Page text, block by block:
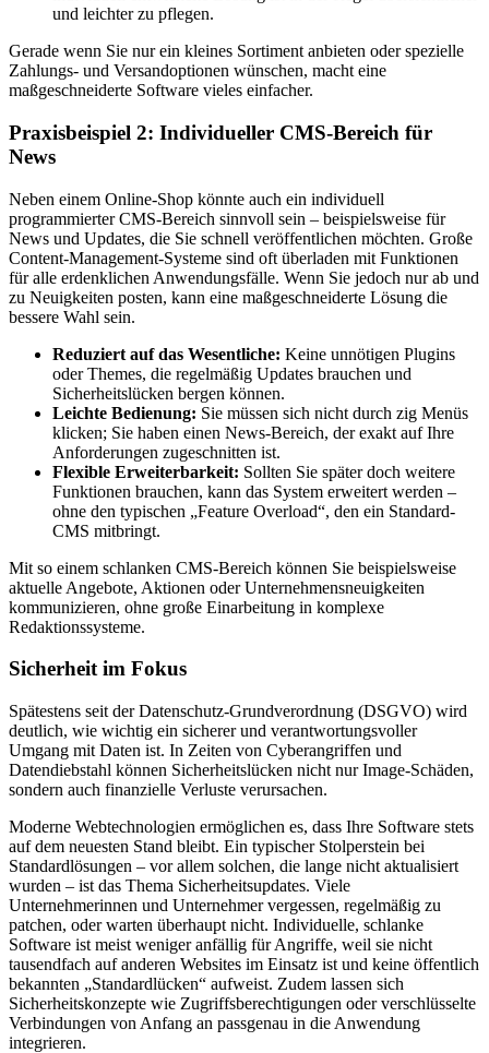
und leichter zu pflegen.
Gerade wenn Sie nur ein kleines Sortiment anbieten oder spezielle
Zahlungs- und Versandoptionen wünschen, macht eine
maßgeschneiderte Software vieles einfacher.
Praxisbeispiel 2: Individueller CMS-Bereich für
News
Neben einem Online-Shop könnte auch ein individuell
programmierter CMS-Bereich sinnvoll sein – beispielsweise für
News und Updates, die Sie schnell veröffentlichen möchten. Große
Content-Management-Systeme sind oft überladen mit Funktionen
für alle erdenklichen Anwendungsfälle. Wenn Sie jedoch nur ab und
zu Neuigkeiten posten, kann eine maßgeschneiderte Lösung die
bessere Wahl sein.
Reduziert auf das Wesentliche: Keine unnötigen Plugins
oder Themes, die regelmäßig Updates brauchen und
Sicherheitslücken bergen können.
Leichte Bedienung: Sie müssen sich nicht durch zig Menüs
klicken; Sie haben einen News-Bereich, der exakt auf Ihre
Anforderungen zugeschnitten ist.
Flexible Erweiterbarkeit: Sollten Sie später doch weitere
Funktionen brauchen, kann das System erweitert werden –
ohne den typischen „Feature Overload“, den ein Standard-
CMS mitbringt.
Mit so einem schlanken CMS-Bereich können Sie beispielsweise
aktuelle Angebote, Aktionen oder Unternehmensneuigkeiten
kommunizieren, ohne große Einarbeitung in komplexe
Redaktionssysteme.
Sicherheit im Fokus
Spätestens seit der Datenschutz-Grundverordnung (DSGVO) wird
deutlich, wie wichtig ein sicherer und verantwortungsvoller
Umgang mit Daten ist. In Zeiten von Cyberangriffen und
Datendiebstahl können Sicherheitslücken nicht nur Image-Schäden,
sondern auch finanzielle Verluste verursachen.
Moderne Webtechnologien ermöglichen es, dass Ihre Software stets
auf dem neuesten Stand bleibt. Ein typischer Stolperstein bei
Standardlösungen – vor allem solchen, die lange nicht aktualisiert
wurden – ist das Thema Sicherheitsupdates. Viele
Unternehmerinnen und Unternehmer vergessen, regelmäßig zu
patchen, oder warten überhaupt nicht. Individuelle, schlanke
Software ist meist weniger anfällig für Angriffe, weil sie nicht
tausendfach auf anderen Websites im Einsatz ist und keine öffentlich
bekannten „Standardlücken“ aufweist. Zudem lassen sich
Sicherheitskonzepte wie Zugriffsberechtigungen oder verschlüsselte
Verbindungen von Anfang an passgenau in die Anwendung
integrieren.